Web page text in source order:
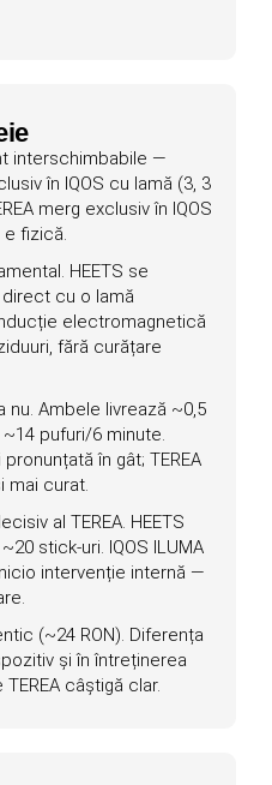
interschimbabile —
în IQOS cu lamă (3, 3
merg exclusiv în IQOS
e fizică.
HEETS se
cu o lamă
electromagnetică
fără curățare
nu. Ambele livrează ~0,5
pufuri/6 minute.
în gât; TEREA
mai curat.
al TEREA. HEETS
stick-uri. IQOS ILUMA
intervenție internă —
(~24 RON). Diferența
și în întreținerea
câștigă clar.